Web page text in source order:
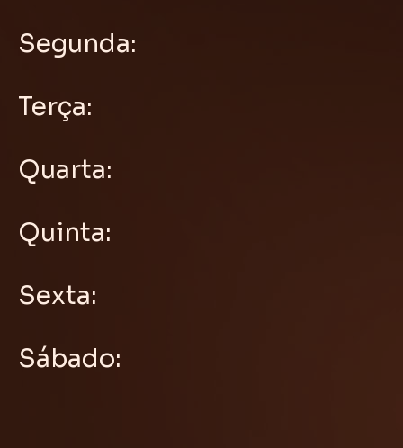
Segunda:
Terça:
Quarta:
Quinta:
Sexta:
Sábado: